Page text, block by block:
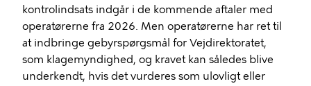
kontrolindsats indgår i de kommende aftaler med
operatørerne fra 2026. Men operatørerne har ret til
at indbringe gebyrspørgsmål for Vejdirektoratet,
som klagemyndighed, og kravet kan således blive
underkendt, hvis det vurderes som ulovligt eller